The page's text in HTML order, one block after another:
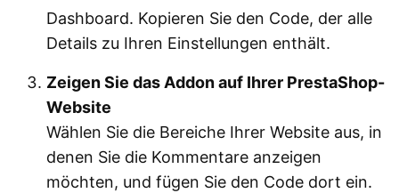
Dashboard. Kopieren Sie den Code, der alle
Details zu Ihren Einstellungen enthält.
Zeigen Sie das Addon auf Ihrer PrestaShop-
Website
Wählen Sie die Bereiche Ihrer Website aus, in
denen Sie die Kommentare anzeigen
möchten, und fügen Sie den Code dort ein.